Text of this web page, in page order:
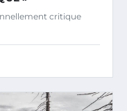
critique